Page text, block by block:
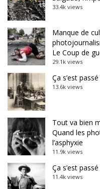
33.4k views
Manque de
Le Coup de
29.1k views
Ça s’est
13.6k views
Tout va bien
Quand les
l’asphyxie
11.9k views
Ça s’est
11.4k views